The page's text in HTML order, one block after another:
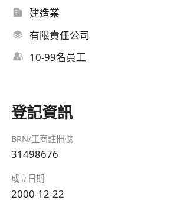
建造業
有限責任公司
10-99名員工
登記資訊
BRN/工商註冊號
31498676
成立日期
2000-12-22